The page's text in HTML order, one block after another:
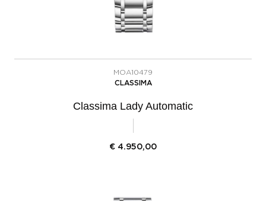
MOA10479
CLASSIMA
Classima Lady Automatic
€ 4.950,00